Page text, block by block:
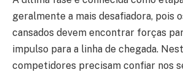
geralmente a mais desafiadora, pois
cansados devem encontrar forças
impulso para a linha de chegada.
competidores precisam confiar nos